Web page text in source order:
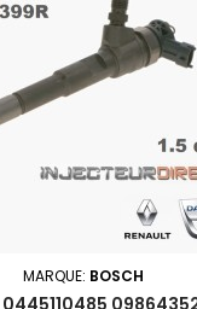
MARQUE: BOSCH
0445110485